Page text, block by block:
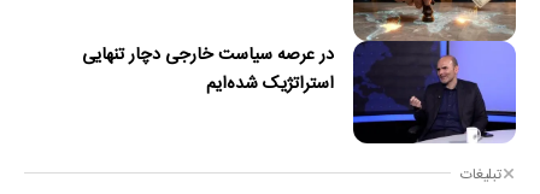
در عرصه سیاست خارجی دچار تنهایی
استراتژیک شده‌ایم
تبلیغات